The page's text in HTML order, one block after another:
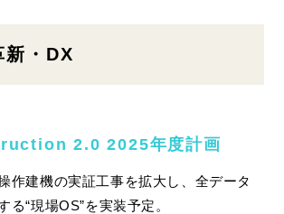
・DX
2.0 2025年度計画
作建機の実証工事を拡大し、全データ
る“現場OS”を実装予定。